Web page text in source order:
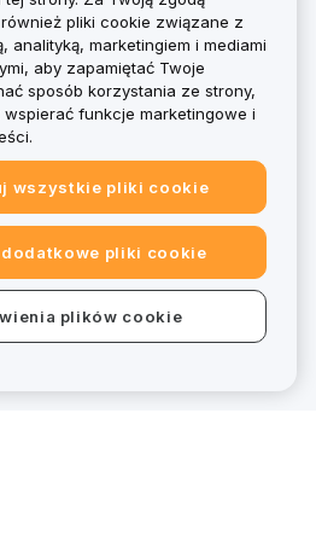
przegląd
wykraczają
pliki cookie związane z
analityką, marketingiem i mediami
aby zapamiętać Twoje
sposób korzystania ze strony,
funkcje marketingowe i
wszystkie pliki cookie
dodatkowe pliki cookie
plików cookie